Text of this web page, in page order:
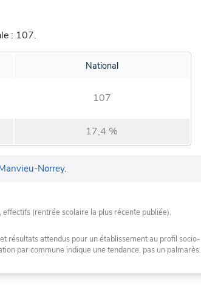
: 107.
National
107
17,4 %
Norrey.
effectifs (rentrée scolaire la plus récente publiée).
résultats attendus pour un établissement au profil socio-
par commune indique une tendance, pas un palmarès.